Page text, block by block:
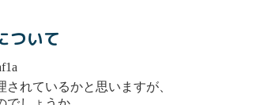
ついて
れているかと思いますが、